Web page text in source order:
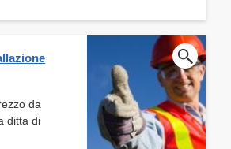
da
ditta di